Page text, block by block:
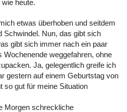
heute.
etwas überhoben und seitdem
Schwindel. Nun, das gibt sich
gibt sich immer nach ein paar
Wochenende weggefahren, ohne
Ja, gelegentlich greife ich
gestern auf einem Geburtstag von
so gut für meine Situation
Morgen schreckliche